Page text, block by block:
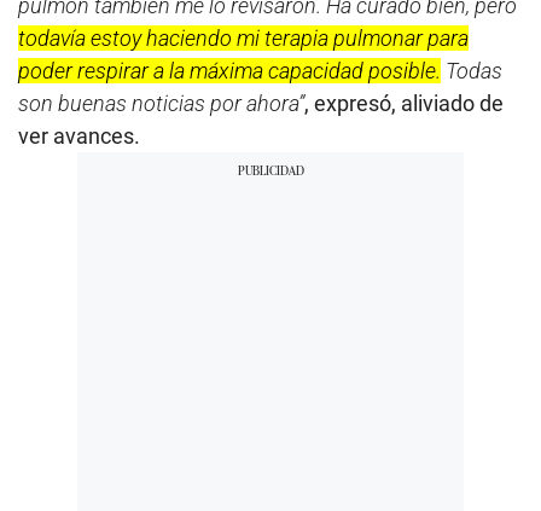
todavía estoy haciendo mi terapia pulmonar para
poder respirar a la máxima capacidad posible. Todas
son buenas noticias por ahora”, expresó, aliviado de
ver avances.